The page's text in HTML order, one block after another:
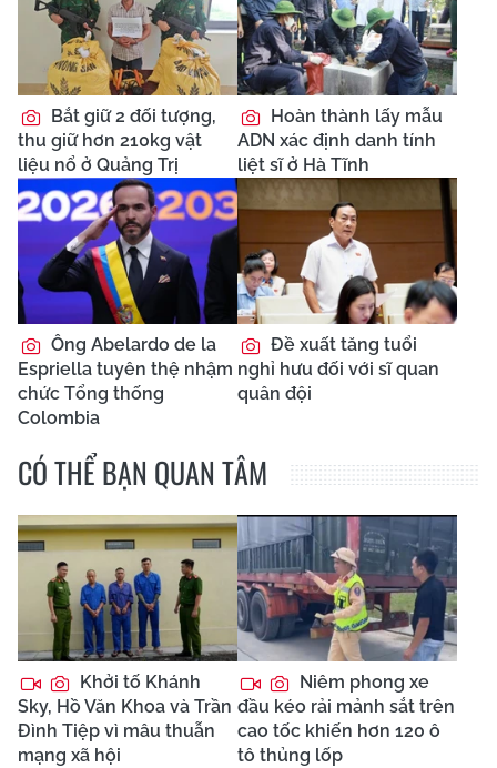
Bắt giữ 2 đối tượng,
thu giữ hơn 210kg vật
liệu nổ ở Quảng Trị
Hoàn thành lấy mẫu
ADN xác định danh tính
liệt sĩ ở Hà Tĩnh
Ông Abelardo de la
Espriella tuyên thệ nhậm
chức Tổng thống
Colombia
Đề xuất tăng tuổi
nghỉ hưu đối với sĩ quan
quân đội
CÓ THỂ BẠN QUAN TÂM
Khởi tố Khánh
Sky, Hồ Văn Khoa và Trần
Đình Tiệp vì mâu thuẫn
mạng xã hội
Niêm phong xe
đầu kéo rải mảnh sắt trên
cao tốc khiến hơn 120 ô
tô thủng lốp